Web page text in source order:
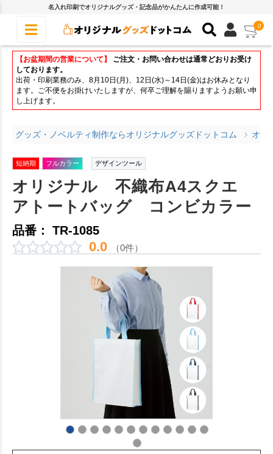
名入れ印刷でオリジナルグッズ・記念品がかんたんに作成可能！
0
【お盆期間の営業について】
ご注文・お問い合わせは通常どおりお受け
しております。
出荷・印刷業務のみ、8月10日(月)、12日(水)～14日(金)はお休みとなり
ます。ご不便をお掛けいたしますが、何卒ご理解を賜りますようお願い申
し上げます。
グッズ・ノベルティ制作ならオリジナルグッズドットコム オリ
短納期 フルカラー デザインツール
オリジナル 不織布A4スクエ
アトートバッグ コンビカラー
品番： TR-1085
0.0 （0件）